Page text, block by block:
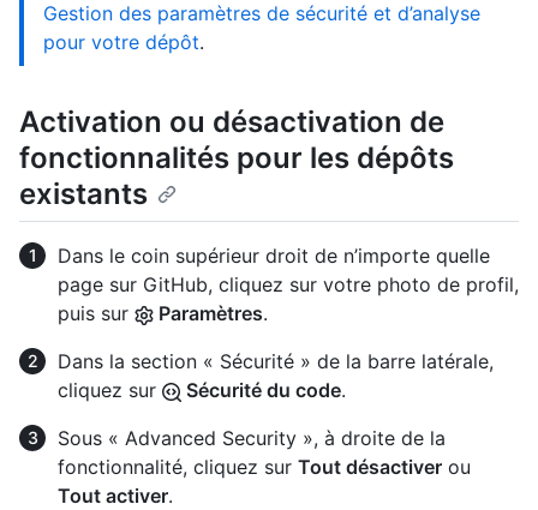
Gestion des paramètres de sécurité et d’analyse
pour votre dépôt.
Activation ou désactivation de
fonctionnalités pour les dépôts
existants
Dans le coin supérieur droit de n’importe quelle
page sur GitHub, cliquez sur votre photo de profil,
puis sur
Paramètres.
Dans la section « Sécurité » de la barre latérale,
cliquez sur
Sécurité du code.
Sous « Advanced Security », à droite de la
fonctionnalité, cliquez sur Tout désactiver ou
Tout activer.